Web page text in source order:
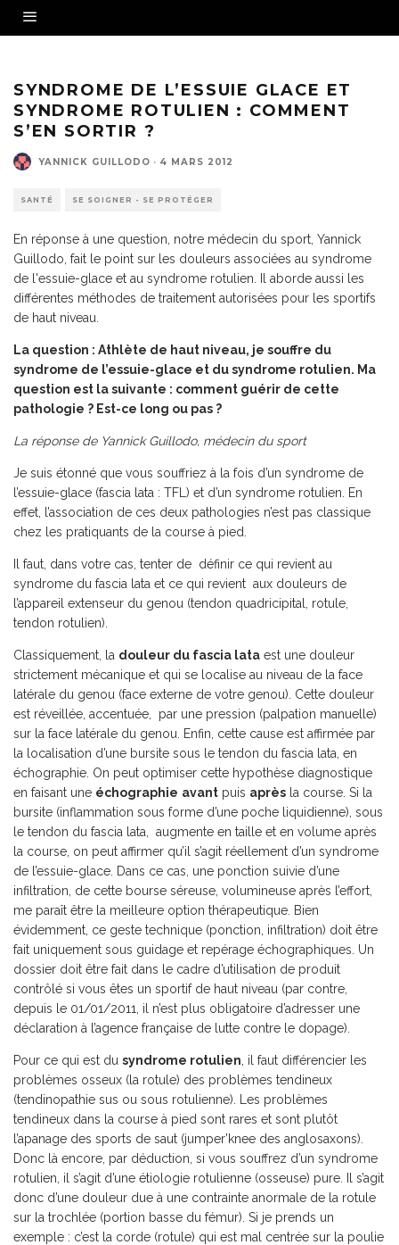
SYNDROME DE L’ESSUIE GLACE ET
SYNDROME ROTULIEN : COMMENT
S’EN SORTIR ?
YANNICK GUILLODO · 4 MARS 2012
SANTÉ SE SOIGNER - SE PROTÉGER
En réponse à une question, notre médecin du sport, Yannick
Guillodo, fait le point sur les douleurs associées au syndrome
de l'essuie-glace et au syndrome rotulien. Il aborde aussi les
différentes méthodes de traitement autorisées pour les sportifs
de haut niveau.
La question : Athlète de haut niveau, je souffre du
syndrome de l’essuie-glace et du syndrome rotulien. Ma
question est la suivante : comment guérir de cette
pathologie ? Est-ce long ou pas ?
La réponse de Yannick Guillodo, médecin du sport
Je suis étonné que vous souffriez à la fois d’un syndrome de
l’essuie-glace (fascia lata : TFL) et d’un syndrome rotulien. En
effet, l’association de ces deux pathologies n’est pas classique
chez les pratiquants de la course à pied.
Il faut, dans votre cas, tenter de définir ce qui revient au
syndrome du fascia lata et ce qui revient aux douleurs de
l’appareil extenseur du genou (tendon quadricipital, rotule,
tendon rotulien).
Classiquement, la douleur du fascia lata est une douleur
strictement mécanique et qui se localise au niveau de la face
latérale du genou (face externe de votre genou). Cette douleur
est réveillée, accentuée, par une pression (palpation manuelle)
sur la face latérale du genou. Enfin, cette cause est affirmée par
la localisation d’une bursite sous le tendon du fascia lata, en
échographie. On peut optimiser cette hypothèse diagnostique
en faisant une échographie avant puis après la course. Si la
bursite (inflammation sous forme d’une poche liquidienne), sous
le tendon du fascia lata, augmente en taille et en volume après
la course, on peut affirmer qu’il s’agit réellement d’un syndrome
de l’essuie-glace. Dans ce cas, une ponction suivie d’une
infiltration, de cette bourse séreuse, volumineuse après l’effort,
me paraît être la meilleure option thérapeutique. Bien
évidemment, ce geste technique (ponction, infiltration) doit être
fait uniquement sous guidage et repérage échographiques. Un
dossier doit être fait dans le cadre d’utilisation de produit
contrôlé si vous êtes un sportif de haut niveau (par contre,
depuis le 01/01/2011, il n’est plus obligatoire d’adresser une
déclaration à l’agence française de lutte contre le dopage).
Pour ce qui est du syndrome rotulien , il faut différencier les
problèmes osseux (la rotule) des problèmes tendineux
(tendinopathie sus ou sous rotulienne). Les problèmes
tendineux dans la course à pied sont rares et sont plutôt
l’apanage des sports de saut (jumper’knee des anglosaxons).
Donc là encore, par déduction, si vous souffrez d’un syndrome
rotulien, il s’agit d’une étiologie rotulienne (osseuse) pure. Il s’agit
donc d’une douleur due à une contrainte anormale de la rotule
sur la trochlée (portion basse du fémur). Si je prends un
exemple : c’est la corde (rotule) qui est mal centrée sur la poulie